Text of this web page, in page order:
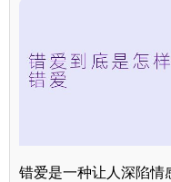
错爱是一种让人深陷情